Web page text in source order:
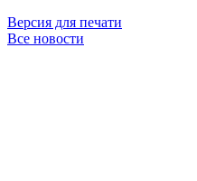
Версия для печати
Все новости